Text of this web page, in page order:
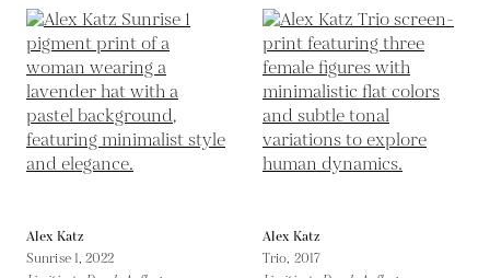
Alex Katz
Sunrise 1,2022
Alex Katz
Trio, 2017